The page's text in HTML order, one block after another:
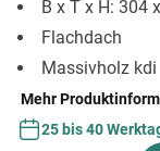
B x T x H: 304
Flachdach
Massivholz kdi
Mehr
25 bis 40